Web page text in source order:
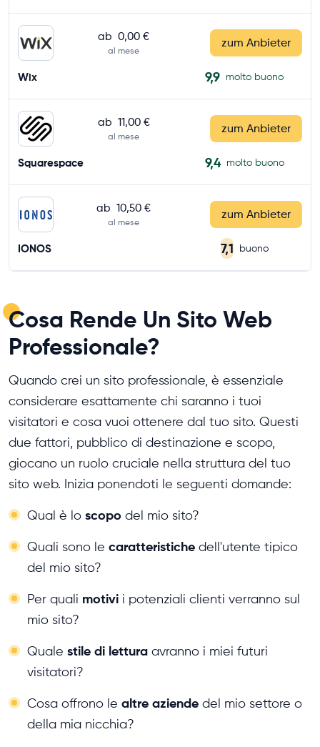
ab 0,00 €
al mese
zum Anbieter
Wix 9,9 molto buono
ab 11,00 €
al mese
zum Anbieter
Squarespace 9,4 molto buono
ab 10,50 €
al mese
zum Anbieter
IONOS 7,1 buono
Cosa Rende Un Sito Web
Professionale?
Quando crei un sito professionale, è essenziale
considerare esattamente chi saranno i tuoi
visitatori e cosa vuoi ottenere dal tuo sito. Questi
due fattori, pubblico di destinazione e scopo,
giocano un ruolo cruciale nella struttura del tuo
sito web. Inizia ponendoti le seguenti domande:
Qual è lo scopo del mio sito?
Quali sono le caratteristiche dell'utente tipico
del mio sito?
Per quali motivi i potenziali clienti verranno sul
mio sito?
Quale stile di lettura avranno i miei futuri
visitatori?
Cosa offrono le altre aziende del mio settore o
della mia nicchia?